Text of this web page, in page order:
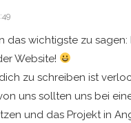
das wichtigste zu sagen:
Website!
zu schreiben ist
uns sollten uns bei
und das Projekt in